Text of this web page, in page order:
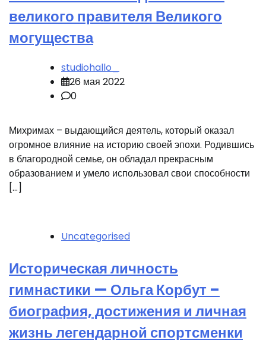
великого правителя Великого
могущества
studiohallo_
26 мая 2022
0
Михримах – выдающийся деятель, который оказал
огромное влияние на историю своей эпохи. Родившись
в благородной семье, он обладал прекрасным
образованием и умело использовал свои способности
[…]
Uncategorised
Историческая личность
гимнастики — Ольга Корбут –
биография, достижения и личная
жизнь легендарной спортсменки